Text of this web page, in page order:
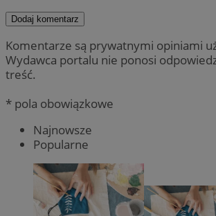
Dodaj komentarz
Komentarze są prywatnymi opiniami
Wydawca portalu nie ponosi
treść.
* pola obowiązkowe
Najnowsze
Popularne